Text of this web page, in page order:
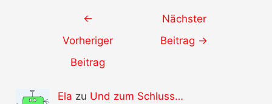
←
Vorheriger
Beitrag
Nächster
Beitrag →
Ela zu Und zum Schluss…